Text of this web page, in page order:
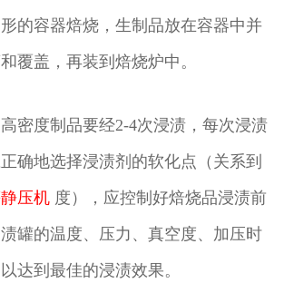
的容器焙烧，生制品放在容器中并
覆盖，再装到焙烧炉中。
密度制品要经2-4次浸渍，每次浸渍
确地选择浸渍剂的软化点（关系到
压机 度），应控制好焙烧品浸渍前
罐的温度、压力、真空度、加压时
达到最佳的浸渍效果。